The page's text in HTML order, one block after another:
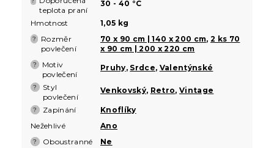
teplota praní
30 - 40 °C
Hmotnost 1,05 kg
?
Rozměr
povlečení
70 x 90 cm | 140 x 200 cm,2 ks 70
x 90 cm | 200 x 220 cm
?
Motiv
povlečení
Pruhy, Srdce, Valentýnské
?
Styl
povlečení
Venkovský, Retro,Vintage
? Zapínání
Knoflíky
Nežehlivé
Ano
? Oboustranné
Ne